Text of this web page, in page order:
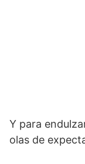
Y para
olas de